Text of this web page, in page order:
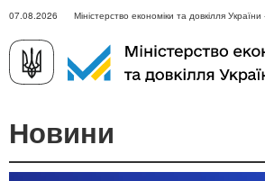
07.08.2026 Міністерство економіки та довкілля України
Новини